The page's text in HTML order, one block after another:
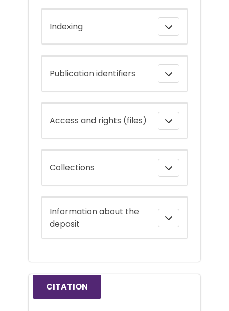
Indexing
Publication identifiers
Access and rights (files)
Collections
Information about the
deposit
CITATION